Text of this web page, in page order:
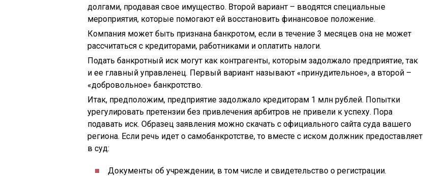
долгами, продавая свое имущество. Второй вариант – вводятся специальные
мероприятия, которые помогают ей восстановить финансовое положение.
Компания может быть признана банкротом, если в течение 3 месяцев она не может
рассчитаться с кредиторами, работниками и оплатить налоги.
Подать банкротный иск могут как контрагенты, которым задолжало предприятие, так
и ее главный управленец. Первый вариант называют «принудительное», а второй –
«добровольное» банкротство.
Итак, предположим, предприятие задолжало кредиторам 1 млн рублей. Попытки
урегулировать претензии без привлечения арбитров не привели к успеху. Пора
подавать иск. Образец заявления можно скачать с официального сайта суда вашего
региона. Если речь идет о самобанкротстве, то вместе с иском должник предоставляет
в суд:
Документы об учреждении, в том числе и свидетельство о регистрации.